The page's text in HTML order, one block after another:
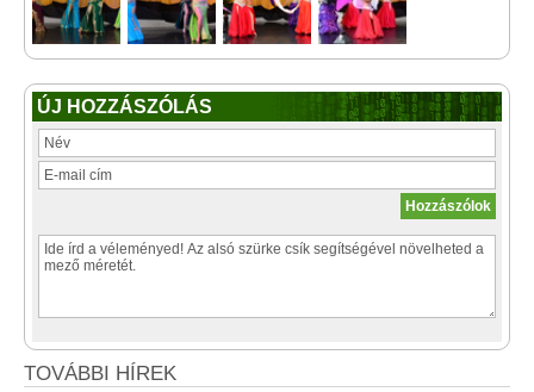
ÚJ HOZZÁSZÓLÁS
TOVÁBBI HÍREK